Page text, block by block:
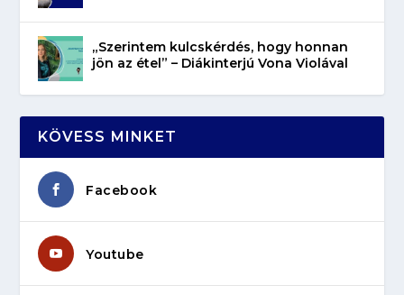
„Szerintem kulcskérdés, hogy honnan
jön az étel” – Diákinterjú Vona Violával
KÖVESS MINKET
Facebook
Youtube